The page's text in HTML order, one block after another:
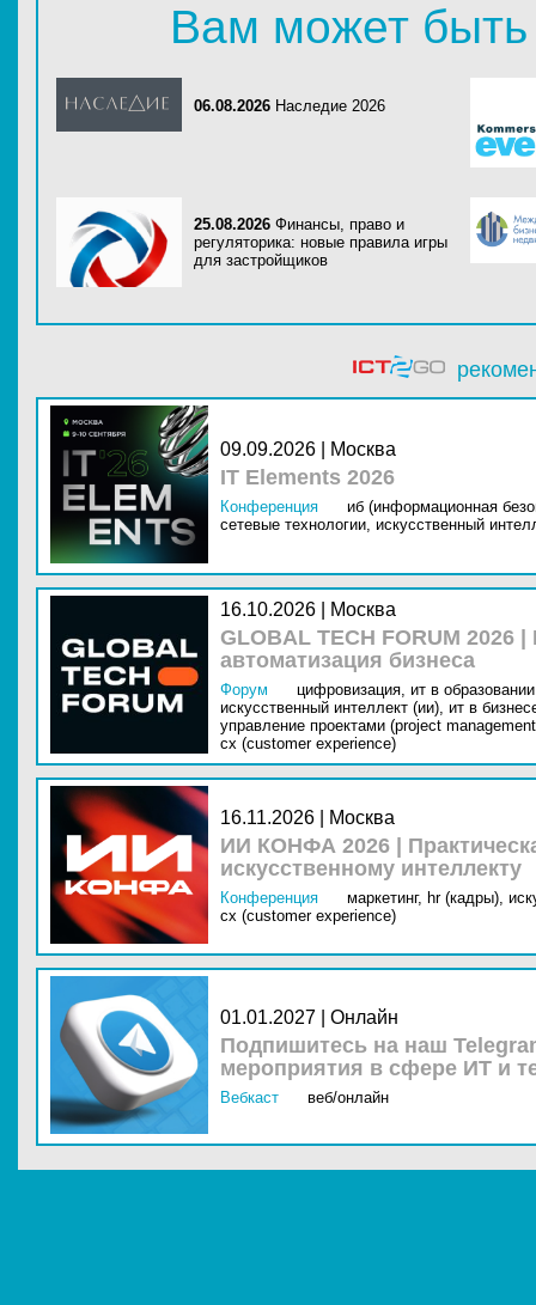
Вам может быть
06.08.2026 Наследие 2026
25.08.2026 Финансы, право и
регуляторика: новые правила игры
для застройщиков
09.09.2026 | Москва
IT Elements 2026
Конференция
иб (информационная
сетевые технологии, искусственный
16.10.2026 | Москва
GLOBAL TECH FORUM
автоматизация бизнеса
Форум цифровизация, ит в
искусственный интеллект (ии), ит в
управление проектами (project
cx (customer experience)
16.11.2026 | Москва
ИИ КОНФА 2026 |
искусственному интеллекту
Конференция маркетинг, hr (кадры),
cx (customer experience)
01.01.2027 | Онлайн
Подпишитесь на наш
мероприятия в сфере ИТ и
Вебкаст веб/онлайн